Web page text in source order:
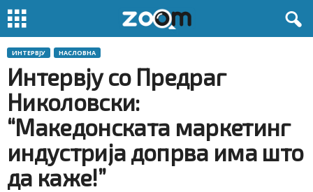
ИНТЕРВЈУ НАСЛОВНА
Интервју со Предраг
Николовски:
“Македонската маркетинг
индустрија допрва има што
да каже!”